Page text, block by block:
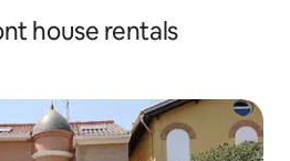
house rentals